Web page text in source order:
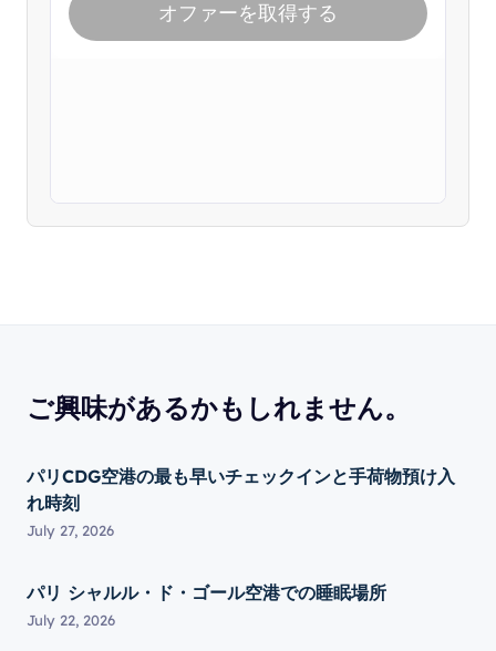
ご興味があるかもしれません。
パリCDG空港の最も早いチェックインと手荷物預け入
れ時刻
July 27, 2026
パリ シャルル・ド・ゴール空港での睡眠場所
July 22, 2026